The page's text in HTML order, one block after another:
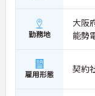
勤務地
大阪
能勢
雇用形態 契約